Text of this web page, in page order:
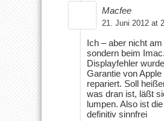
Macfee
21. Juni 2012 at
Ich – aber nicht
sondern beim
Displayfehler
Garantie von
repariert. Soll
was dran ist, läßt
lumpen. Also ist
definitiv sinnfrei